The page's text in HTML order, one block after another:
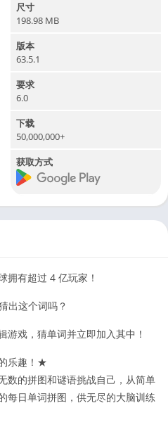
尺寸
198.98 MB
版本
63.5.1
要求
6.0
下载
50,000,000+
获取方式
拥有超过 4 亿玩家！
出这个词吗？
游戏，猜单词并立即加入其中！
乐趣！★
数的拼图和谜语挑战自己，从简单
每日单词拼图，供无尽的大脑训练